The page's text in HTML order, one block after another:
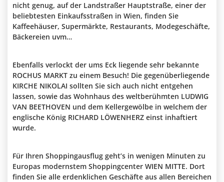
nicht genug, auf der Landstraßer Hauptstraße, einer der
beliebtesten Einkaufsstraßen in Wien, finden Sie
Kaffeehäuser, Supermärkte, Restaurants, Modegeschäfte,
Bäckereien uvm…
Ebenfalls verlockt der ums Eck liegende sehr bekannte
ROCHUS MARKT zu einem Besuch! Die gegenüberliegende
KIRCHE NIKOLAI sollten Sie sich auch nicht entgehen
lassen, sowie das Wohnhaus des weltberühmten LUDWIG
VAN BEETHOVEN und dem Kellergewölbe in welchem der
englische König RICHARD LÖWENHERZ einst inhaftiert
wurde.
Für Ihren Shoppingausflug geht’s in wenigen Minuten zu
Europas modernstem Shoppingcenter WIEN MITTE. Dort
finden Sie alle erdenklichen Geschäfte aus allen Bereichen